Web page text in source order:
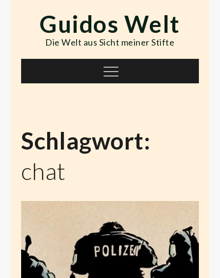
contentGuidos Welt
Die Welt aus Sicht meiner Stifte
Menu
Schlagwort:
chat